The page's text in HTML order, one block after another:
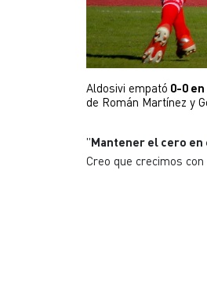
Aldosivi empató 0-0
de Román Martínez y
"Mantener el cero
Creo que crecimos